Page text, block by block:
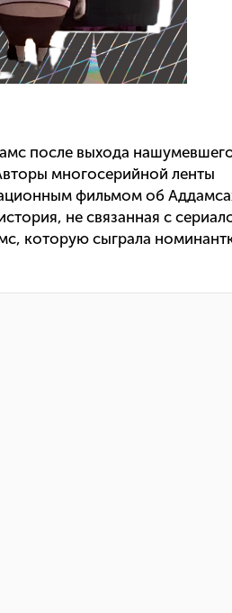
после выхода
многосерийной ленты
фильмом об
не связанная с
которую сыграла